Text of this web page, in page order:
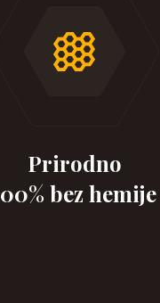
Prirodno
bez hemije